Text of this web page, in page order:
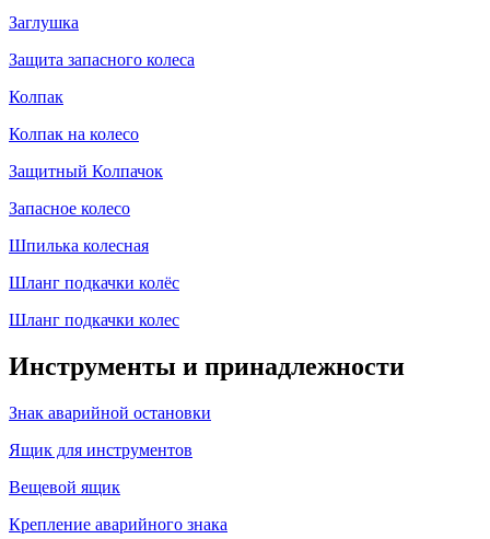
Заглушка
Защита запасного колеса
Колпак
Колпак на колесо
Защитный Колпачок
Запасное колесо
Шпилька колесная
Шланг подкачки колёс
Шланг подкачки колес
Инструменты и принадлежности
Знак аварийной остановки
Ящик для инструментов
Вещевой ящик
Крепление аварийного знака